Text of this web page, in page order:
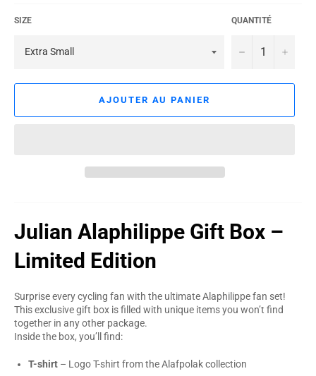
SIZE QUANTITÉ
− +
AJOUTER AU PANIER
Julian Alaphilippe Gift Box –
Limited Edition
Surprise every cycling fan with the ultimate Alaphilippe fan set!
This exclusive gift box is filled with unique items you won’t find
together in any other package.
Inside the box, you’ll find:
T-shirt – Logo T-shirt from the Alafpolak collection